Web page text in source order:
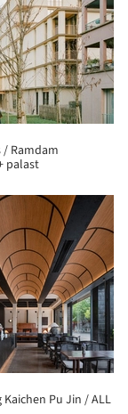
/ Ramdam
palast
Pu Jin / ALL